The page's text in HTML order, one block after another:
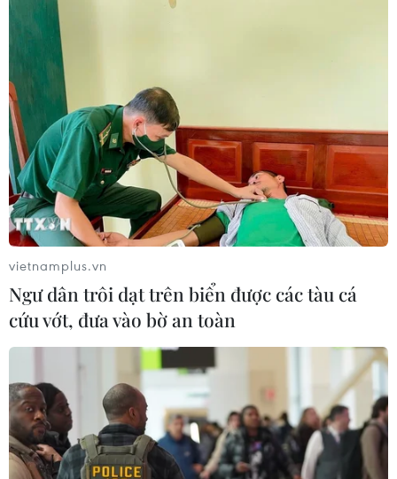
vietnamplus.vn
Ngư dân trôi dạt trên biển được các tàu cá
cứu vớt, đưa vào bờ an toàn